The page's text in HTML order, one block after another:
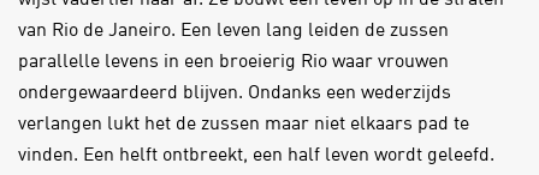
van Rio de Janeiro. Een leven lang leiden de zussen
parallelle levens in een broeierig Rio waar vrouwen
ondergewaardeerd blijven. Ondanks een wederzijds
verlangen lukt het de zussen maar niet elkaars pad te
vinden. Een helft ontbreekt, een half leven wordt geleefd.